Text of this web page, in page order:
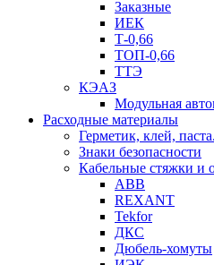
Заказные
ИЕК
Т-0,66
ТОП-0,66
ТТЭ
КЭАЗ
Модульная
Расходные материалы
Герметик, клей, паста.
Знаки безопасности
Кабельные стяжки и
ABB
REXANT
Tekfor
ДКС
Дюбель-хомуты